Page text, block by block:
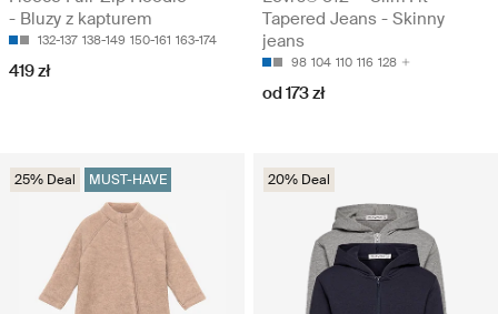
- Bluzy z kapturem
132-137 138-149 150-161 163-174
419 zł
Tapered Jeans - Skinny
jeans
98 104 110 116 128
od 173 zł
25% Deal MUST-HAVE 20% Deal